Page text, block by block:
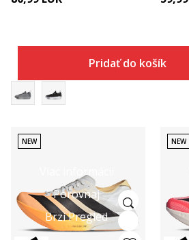
Pridať do košíka
Viac informácií
Porovnaj
Brzi Pregled
NEW NEW